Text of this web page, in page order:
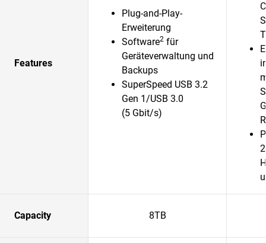
Features
Plug-and-Play-
Erweiterung
Software2 für
Geräteverwaltung und
Backups
SuperSpeed USB 3.2
Gen 1/USB 3.0
(5 Gbit/s)
Capacity 8TB